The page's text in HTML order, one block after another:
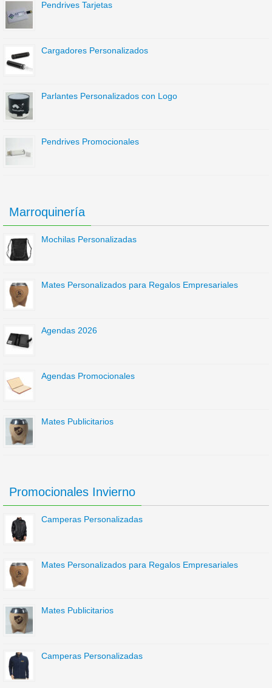
Pendrives Tarjetas
Cargadores Personalizados
Parlantes Personalizados con Logo
Pendrives Promocionales
Marroquinería
Mochilas Personalizadas
Mates Personalizados para Regalos Empresariales
Agendas 2026
Agendas Promocionales
Mates Publicitarios
Promocionales Invierno
Camperas Personalizadas
Mates Personalizados para Regalos Empresariales
Mates Publicitarios
Camperas Personalizadas